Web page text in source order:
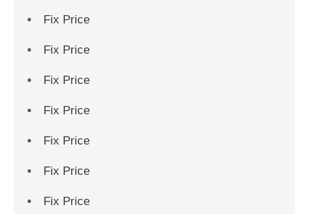
Fix Price
Fix Price
Fix Price
Fix Price
Fix Price
Fix Price
Fix Price